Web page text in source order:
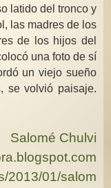
latido del tronco y
las madres de los
de los hijos del
una foto de sí
un viejo sueño
se volvió paisaje.
Salomé Chulvi
2013/01/salom